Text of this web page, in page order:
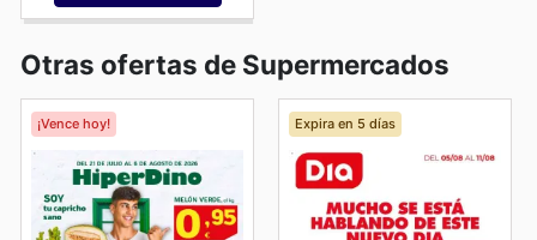
Otras ofertas de Supermercados
¡Vence hoy! Expira en 5 días